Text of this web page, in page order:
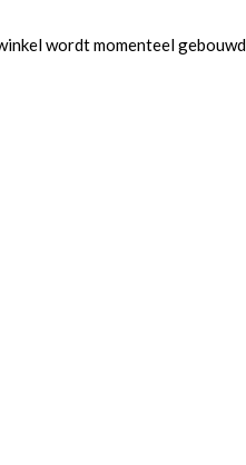
wordt momenteel